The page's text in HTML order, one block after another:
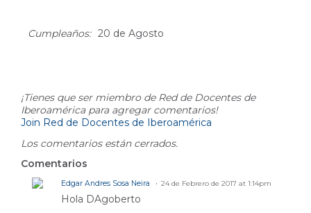
Cumpleaños: 20 de Agosto
¡Tienes que ser miembro de Red de Docentes de
Iberoamérica para agregar comentarios!
Join Red de Docentes de Iberoamérica
Los comentarios están cerrados.
Comentarios
Edgar Andres Sosa Neira 24 de Febrero de 2017 at 1:14pm
Hola DAgoberto